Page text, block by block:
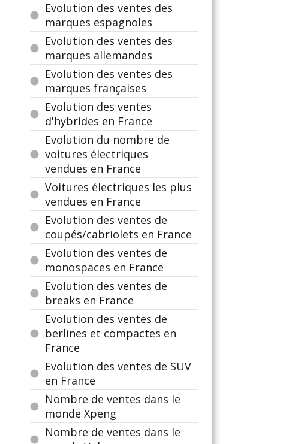
Evolution des ventes des
marques espagnoles
Evolution des ventes des
marques allemandes
Evolution des ventes des
marques françaises
Evolution des ventes
d'hybrides en France
Evolution du nombre de
voitures électriques
vendues en France
Voitures électriques les plus
vendues en France
Evolution des ventes de
coupés/cabriolets en France
Evolution des ventes de
monospaces en France
Evolution des ventes de
breaks en France
Evolution des ventes de
berlines et compactes en
France
Evolution des ventes de SUV
en France
Nombre de ventes dans le
monde Xpeng
Nombre de ventes dans le